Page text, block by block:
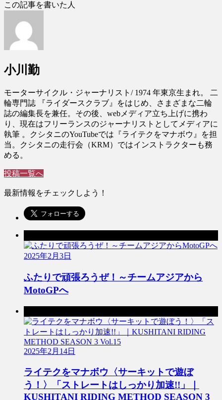
この記事を書いた人
小川勤
モーターサイクル・ジャーナリスト/ 1974 年東京生まれ。 二
輪専門誌 『ライダースクラブ』をはじめ、さまざまな二輪
誌の編集長を兼任。その後、webメディア立ち上げに携わ
り、現在はフリーランスのジャーナリストとしてメディアに
執筆 。クシタニのYouTubeでは『ライテクをマナボウ』を担
当。クシタニの走行会（KRM）ではインストラクターも務
める。
投稿一覧へ
最新情報をチェックしよう！
2025年2月3日
ふたりで頑張ろうぜ！～チームアジアから
MotoGPへ
2025年2月14日
ライテクをマナボウ〈サーキットで遊ぼ
う！〉「ストレートはしっかり加速!!」｜
KUSHITANI RIDING METHOD SEASON 3